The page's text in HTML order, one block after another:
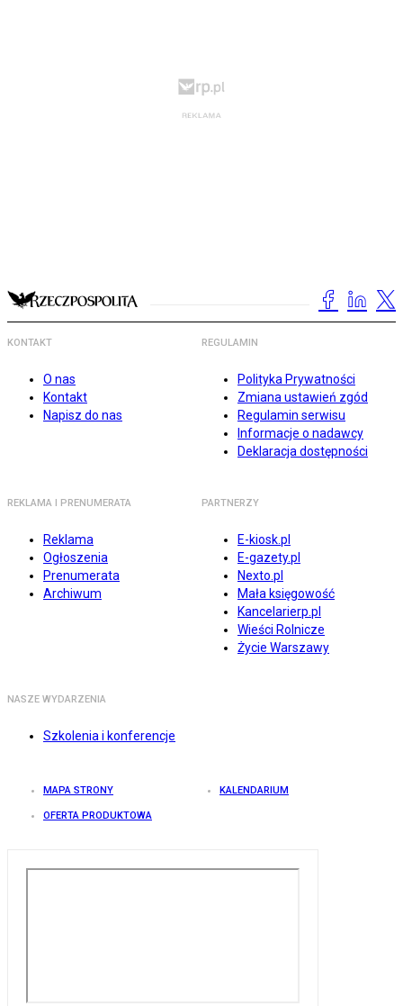
KONTAKT
O nas
Kontakt
Napisz do nas
REGULAMIN
Polityka Prywatności
Zmiana ustawień zgód
Regulamin serwisu
Informacje o nadawcy
Deklaracja dostępności
REKLAMA I PRENUMERATA
Reklama
Ogłoszenia
Prenumerata
Archiwum
PARTNERZY
E-kiosk.pl
E-gazety.pl
Nexto.pl
Mała księgowość
Kancelarierp.pl
Wieści Rolnicze
Życie Warszawy
NASZE WYDARZENIA
Szkolenia i konferencje
MAPA STRONY KALENDARIUM
OFERTA PRODUKTOWA